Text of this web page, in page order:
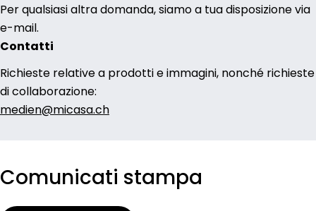
Per qualsiasi altra domanda, siamo a tua disposizione via
e-mail.
Contatti
Richieste relative a prodotti e immagini, nonché richieste
di collaborazione:
medien@micasa.ch
Comunicati stampa